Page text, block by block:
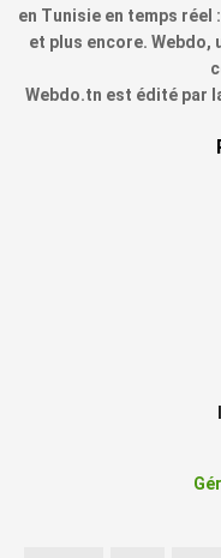
en Tunisie en temps
et plus encore. Webdo,
Webdo.tn est édité par